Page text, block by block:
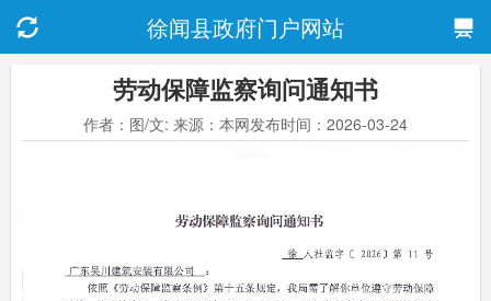
徐闻县政府门户网站
劳动保障监察询问通知书
作者：图/文: 来源：本网发布时间：2026-03-24